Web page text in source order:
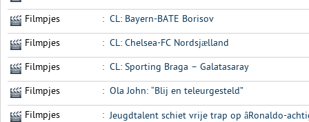
Filmpjes : CL: Bayern-BATE Borisov
Filmpjes : CL: Chelsea-FC Nordsjælland
Filmpjes : CL: Sporting Braga – Galatasaray
Filmpjes : Ola John: “Blij en teleurgesteld”
Filmpjes : Jeugdtalent schiet vrije trap op âRonaldo-